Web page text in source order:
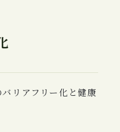
リアフリー化と健康